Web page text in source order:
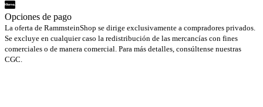
Opciones de pago
La oferta de RammsteinShop se dirige exclusivamente a compradores privados.
Se excluye en cualquier caso la redistribución de las mercancías con fines
comerciales o de manera comercial. Para más detalles, consúltense nuestras
CGC.